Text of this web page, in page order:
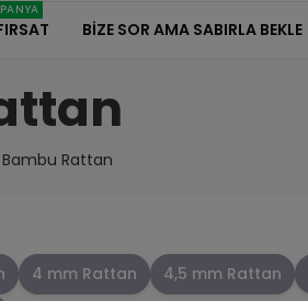
BİZE SOR AMA SABIRLA BEKLE
Bambu Rattan
4 mm Rattan 4,5 mm Rattan